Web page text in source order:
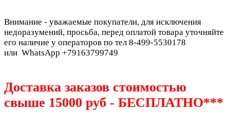
Внимание - уважаемые покупатели, для исключения
недоразумений, просьба, перед оплатой товара уточняйте
его наличие у операторов по тел 8-499-5530178
или WhatsApp +79163799749
Доставка заказов стоимостью
свыше 15000 руб - БЕСПЛАТНО***